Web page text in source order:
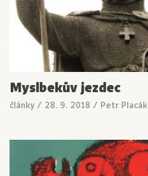
Myslbekův jezdec
články / 28. 9. 2018 / Petr Placák